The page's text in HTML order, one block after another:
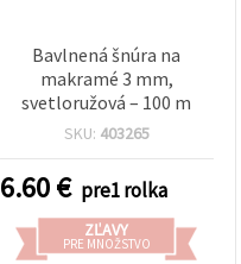
Bavlnená šnúra na
makramé 3 mm,
svetloružová – 100 m
SKU: 403265
6.60€ pre1 rolka
ZĽAVY
PRE MNOŽSTVO